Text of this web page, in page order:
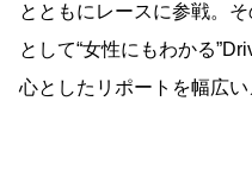
とともにレースに参戦。
として“女性にもわかる
心としたリポートを幅広い